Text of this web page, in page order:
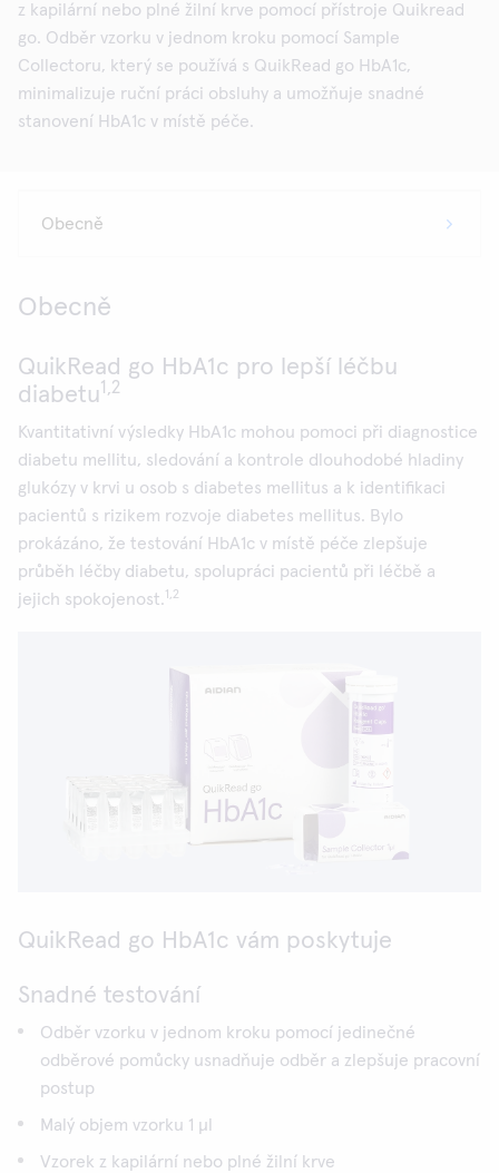
z kapilární nebo plné žilní krve pomocí přístroje Quikread
go. Odběr vzorku v jednom kroku pomocí Sample
Collectoru, který se používá s QuikRead go HbA1c,
minimalizuje ruční práci obsluhy a umožňuje snadné
stanovení HbA1c v místě péče.
Obecně
QuikRead go HbA1c pro lepší léčbu
diabetu1,2
Kvantitativní výsledky HbA1c mohou pomoci při diagnostice
diabetu mellitu, sledování a kontrole dlouhodobé hladiny
glukózy v krvi u osob s diabetes mellitus a k identifikaci
pacientů s rizikem rozvoje diabetes mellitus. Bylo
prokázáno, že testování HbA1c v místě péče zlepšuje
průběh léčby diabetu, spolupráci pacientů při léčbě a
jejich spokojenost.1,2
QuikRead go HbA1c vám poskytuje
Snadné testování
Odběr vzorku v jednom kroku pomocí jedinečné
odběrové pomůcky usnadňuje odběr a zlepšuje pracovní
postup
Malý objem vzorku 1 µl
Vzorek z kapilární nebo plné žilní krve